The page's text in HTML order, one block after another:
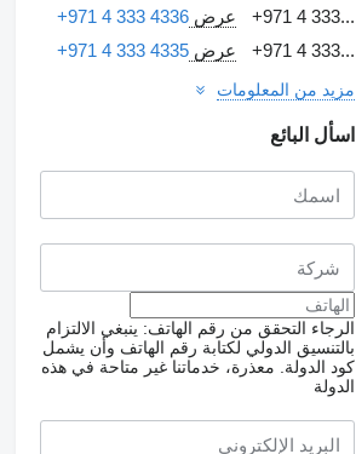
+971 4 333... عرض+971 4 333 4336
+971 4 333...
عرض+971 4 333 4335
مزيد من المعلومات
اسأل البائع
الرجاء التحقق من رقم الهاتف: ينبغي الالتزام
بالتنسيق الدولي لكتابة رقم الهاتف وأن يشمل
كود الدولة.
معذرة، خدماتنا غير متاحة في هذه
الدولة